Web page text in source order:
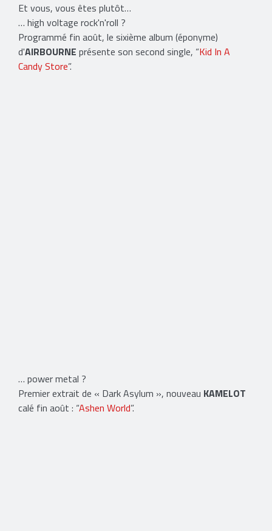
Et vous, vous êtes plutôt…
… high voltage rock'n'roll ?
Programmé fin août, le sixième album (éponyme)
d'AIRBOURNE présente son second single, “Kid In A
Candy Store”.
… power metal ?
Premier extrait de « Dark Asylum », nouveau KAMELOT
calé fin août : “Ashen World”.